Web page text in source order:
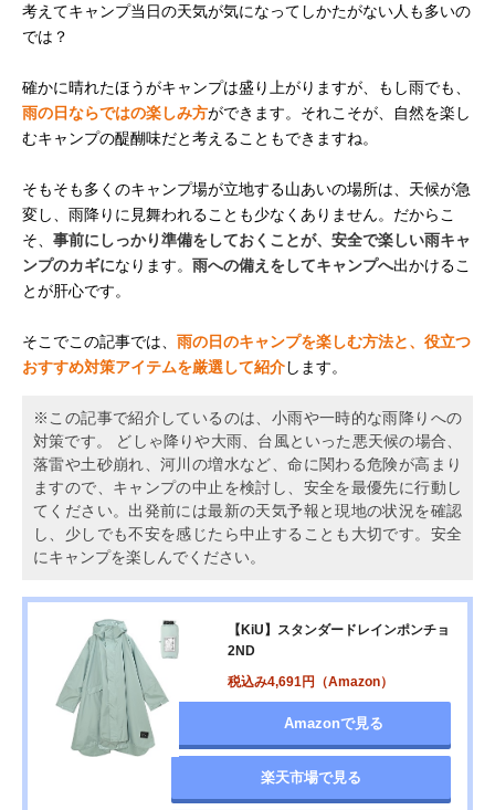
考えてキャンプ当日の天気が気になってしかたがない人も多いの
では？
確かに晴れたほうがキャンプは盛り上がりますが、もし雨でも、
雨の日ならではの楽しみ方ができます。それこそが、自然を楽し
むキャンプの醍醐味だと考えることもできますね。
そもそも多くのキャンプ場が立地する山あいの場所は、天候が急
変し、雨降りに見舞われることも少なくありません。だからこ
そ、 事前にしっかり準備をしておくことが、安全で楽しい雨キャ
ンプのカギになります。 雨への備えをしてキャンプへ出かけるこ
とが肝心です。
そこでこの記事では、 雨の日のキャンプを楽しむ方法と、役立つ
おすすめ対策アイテムを厳選して紹介します。
※この記事で紹介しているのは、小雨や一時的な雨降りへの
対策です。 どしゃ降りや大雨、台風といった悪天候の場合、
落雷や土砂崩れ、河川の増水など、命に関わる危険が高まり
ますので、キャンプの中止を検討し、安全を最優先に行動し
てください。出発前には最新の天気予報と現地の状況を確認
し、少しでも不安を感じたら中止することも大切です。安全
にキャンプを楽しんでください。
【KiU】スタンダードレインポンチョ
2ND
税込み4,691円（Amazon）
Amazonで見る
楽天市場で見る